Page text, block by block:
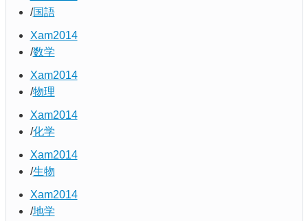
国語
Xam2014
数学
Xam2014
物理
Xam2014
化学
Xam2014
生物
Xam2014
地学